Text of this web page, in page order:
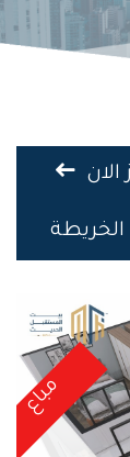
الان
الخريطة
مباع